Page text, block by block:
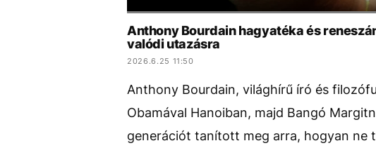
Anthony Bourdain hagyatéka és
valódi utazásra
2026.6.25 11:50
Anthony Bourdain, világhírű író és
Obamával Hanoiban, majd Bangó
generációt tanított meg arra, hogyan ne